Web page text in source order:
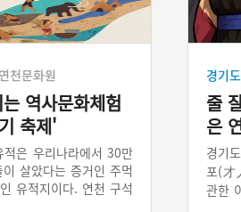
연천문화원
역사문화체험
축제'
은 우리나라에서 30만
살았다는 증거인 주먹
유적지이다. 연천 구석
경기도
줄
은
경기
포(才
관한